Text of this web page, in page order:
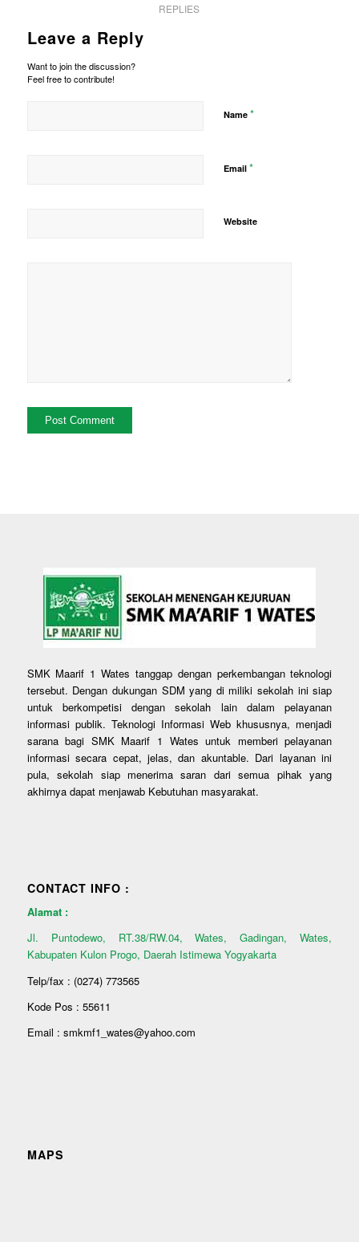
REPLIES
Leave a Reply
Want to join the discussion?
Feel free to contribute!
Name *
Email *
Website
SMK Maarif 1 Wates tanggap dengan perkembangan teknologi
tersebut. Dengan dukungan SDM yang di miliki sekolah ini siap
untuk berkompetisi dengan sekolah lain dalam pelayanan
informasi publik. Teknologi Informasi Web khususnya, menjadi
sarana bagi SMK Maarif 1 Wates untuk memberi pelayanan
informasi secara cepat, jelas, dan akuntable. Dari layanan ini
pula, sekolah siap menerima saran dari semua pihak yang
akhirnya dapat menjawab Kebutuhan masyarakat.
CONTACT INFO :
Alamat :
Jl. Puntodewo, RT.38/RW.04, Wates, Gadingan, Wates,
Kabupaten Kulon Progo, Daerah Istimewa Yogyakarta
Telp/fax : (0274) 773565
Kode Pos : 55611
Email : smkmf1_wates@yahoo.com
MAPS